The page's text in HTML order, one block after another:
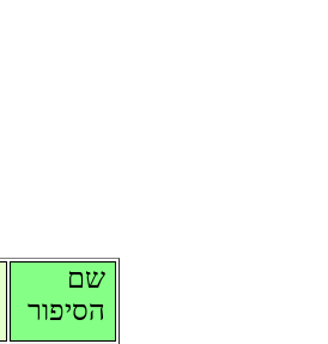
שם
הסיפור